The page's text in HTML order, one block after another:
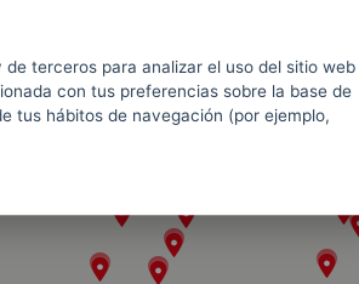
de terceros para analizar el uso del sitio web
con tus preferencias sobre la base de
tus hábitos de navegación (por ejemplo,